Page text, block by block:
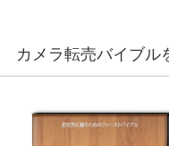
カメラ転売バイブル